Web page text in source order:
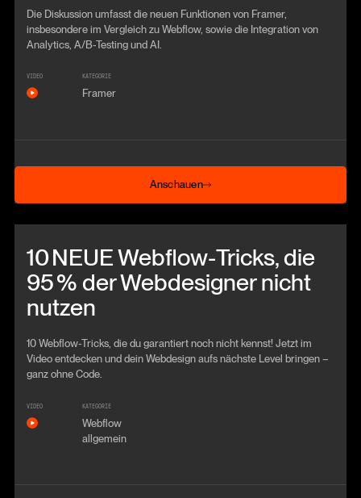
Die Diskussion umfasst die neuen Funktionen von Framer,
insbesondere im Vergleich zu Webflow, sowie die Integration von
Analytics, A/B-Testing und AI.
VIDEO KATEGORIE
Framer
Anschauen
Anschauen
10 NEUE Webflow‑Tricks, die
95 % der Webdesigner nicht
nutzen
10 Webflow-Tricks, die du garantiert noch nicht kennst! Jetzt im
Video entdecken und dein Webdesign aufs nächste Level bringen –
ganz ohne Code.
VIDEO KATEGORIE
Webflow
allgemein